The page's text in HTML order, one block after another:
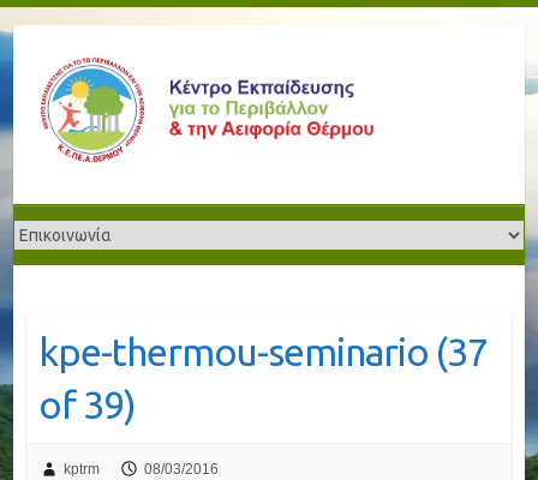
kpe-thermou-seminario (37
of 39)
kptrm 08/03/2016